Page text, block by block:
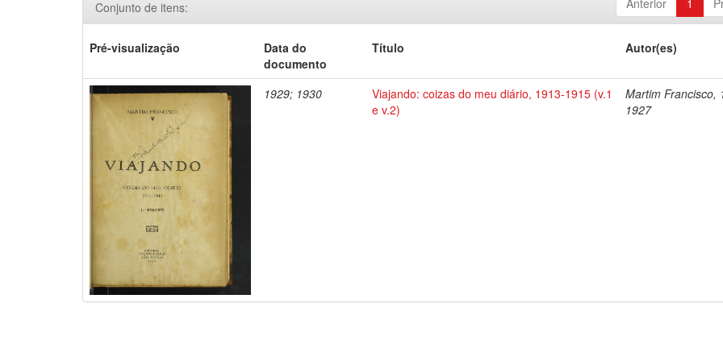
Anterior 1
Conjunto de itens:
Pré-visualização
Data do
documento
Título Autor(es)
1929; 1930
Viajando: coizas do meu diário, 1913-1915 (v.1
e v.2)
Martim Francisco,
1927